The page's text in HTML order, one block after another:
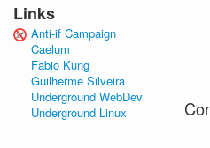
Links
Anti-if Campaign
Caelum
Fabio Kung
Guilherme Silveira
Underground WebDev
Underground Linux